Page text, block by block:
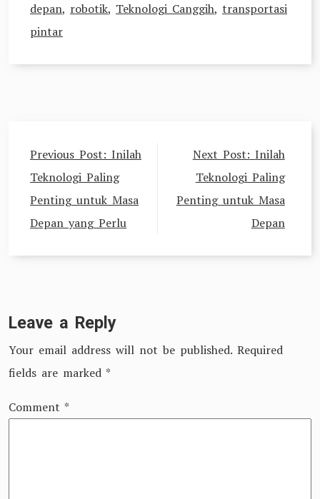
depan, robotik, Teknologi Canggih, transportasi
pintar
Post
navigation
Previous Post: Inilah
Teknologi Paling
Penting untuk Masa
Depan yang Perlu
Next Post: Inilah
Teknologi Paling
Penting untuk Masa
Depan
Leave a Reply
Your email address will not be published. Required
fields are marked *
Comment *